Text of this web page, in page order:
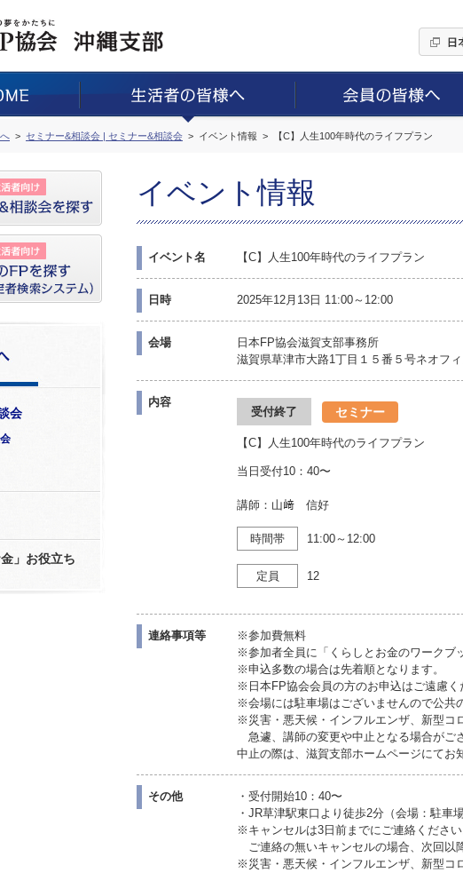
セミナー&相談会 | セミナー&相談会 イベント情報 【C】人生100年時代のライフプラン
会
金」お役立ち
イベント情報
イベント名 【C】人生100年時代のライフプラン
日時 2025年12月13日 11:00～12:00
会場
日本FP協会滋賀支部事務所
滋賀県草津市大路1丁目１５番５号ネオフ
内容
受付終了 セミナー
【C】人生100年時代のライフプラン
当日受付10：40〜
講師：山﨑 信好
時間帯 11:00～12:00
定員 12
連絡事項等
※参加費無料
※参加者全員に「くらしとお金のワークブ
※申込多数の場合は先着順となります。
※日本FP協会会員の方のお申込はご遠慮く
※会場には駐車場はございませんので公共
※災害・悪天候・インフルエンザ、新型コ
急遽、講師の変更や中止となる場合がご
中止の際は、滋賀支部ホームページにてお
その他
・受付開始10：40〜
・JR草津駅東口より徒歩2分（会場：駐車
※キャンセルは3日前までにご連絡ください
ご連絡の無いキャンセルの場合、次回以
※災害・悪天候・インフルエンザ、新型コ